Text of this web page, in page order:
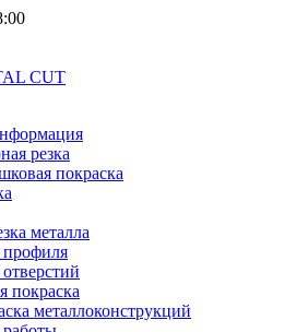
резка
покраска
металла
профиля
отверстий
покраска
металлоконструкций